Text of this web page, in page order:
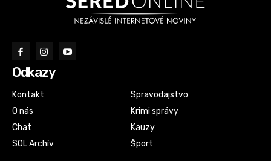
Odkazy
Kontakt
O nás
Chat
SOL Archív
Spravodajstvo
Krimi správy
Kauzy
Šport